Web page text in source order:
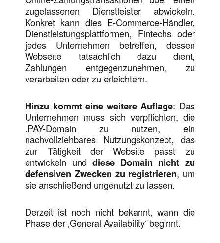
zugelassenen Dienstleister abwickeln.
Konkret kann dies E-Commerce-Händler,
Dienstleistungsplattformen, Fintechs oder
jedes Unternehmen betreffen, dessen
Webseite tatsächlich dazu dient,
Zahlungen entgegenzunehmen, zu
verarbeiten oder zu erleichtern.
Hinzu kommt eine weitere Auflage: Das
Unternehmen muss sich verpflichten, die
.PAY-Domain zu nutzen, ein
nachvollziehbares Nutzungskonzept, das
zur Tätigkeit der Website passt zu
entwickeln und diese Domain nicht zu
defensiven Zwecken zu registrieren, um
sie anschließend ungenutzt zu lassen.
Derzeit ist noch nicht bekannt, wann die
Phase der ‚General Availability‘ beginnt.